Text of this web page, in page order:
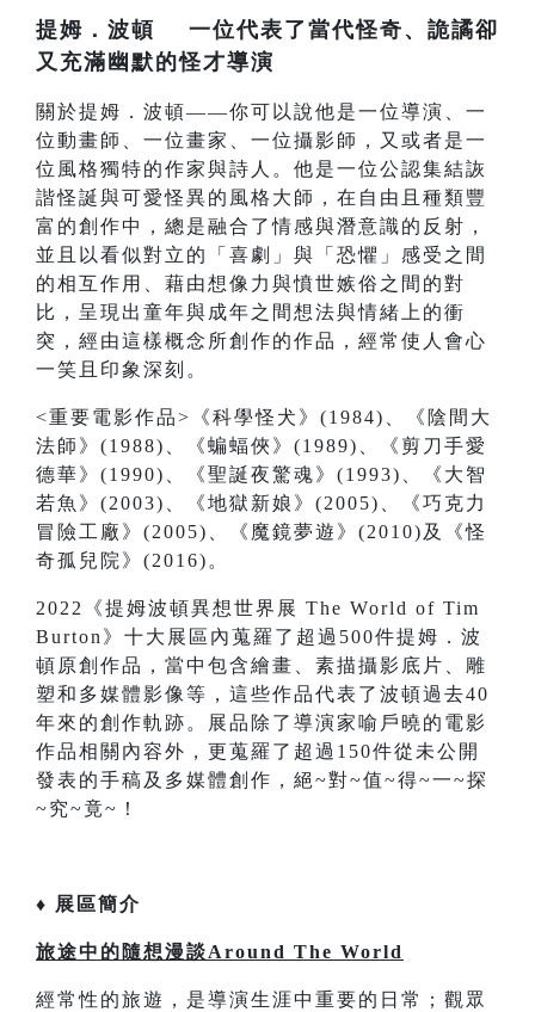
提姆．波頓 一位代表了當代怪奇、詭譎卻
又充滿幽默的怪才導演
關於提姆．波頓——你可以說他是一位導演、一
位動畫師、一位畫家、一位攝影師，又或者是一
位風格獨特的作家與詩人。他是一位公認集結詼
諧怪誕與可愛怪異的風格大師，在自由且種類豐
富的創作中，總是融合了情感與潛意識的反射，
並且以看似對立的「喜劇」與「恐懼」感受之間
的相互作用、藉由想像力與憤世嫉俗之間的對
比，呈現出童年與成年之間想法與情緒上的衝
突，經由這樣概念所創作的作品，經常使人會心
一笑且印象深刻。
<重要電影作品>《科學怪犬》(1984)、《陰間大
法師》(1988)、《蝙蝠俠》(1989)、《剪刀手愛
德華》(1990)、《聖誕夜驚魂》(1993)、《大智
若魚》(2003)、《地獄新娘》(2005)、《巧克力
冒險工廠》(2005)、《魔鏡夢遊》(2010)及《怪
奇孤兒院》(2016)。
2022《提姆波頓異想世界展 The World of Tim
Burton》十大展區內蒐羅了超過500件提姆．波
頓原創作品，當中包含繪畫、素描攝影底片、雕
塑和多媒體影像等，這些作品代表了波頓過去40
年來的創作軌跡。展品除了導演家喻戶曉的電影
作品相關內容外，更蒐羅了超過150件從未公開
發表的手稿及多媒體創作，絕~對~值~得~一~探
~究~竟~！
♦ 展區簡介
旅途中的隨想漫談Around The World
經常性的旅遊，是導演生涯中重要的日常；觀眾